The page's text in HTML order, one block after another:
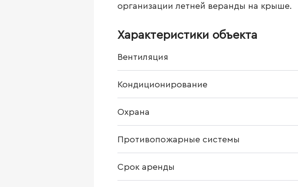
организации летней веранды на крыше.
Характеристики объекта
Вентиляция
Кондиционирование
Охрана
Противопожарные системы
Срок аренды